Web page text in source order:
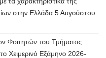
στην Ελλάδα 5 Αυγούστου
Φοιτητών του Τμήματος
το Χειμερινό Εξάμηνο 2026-